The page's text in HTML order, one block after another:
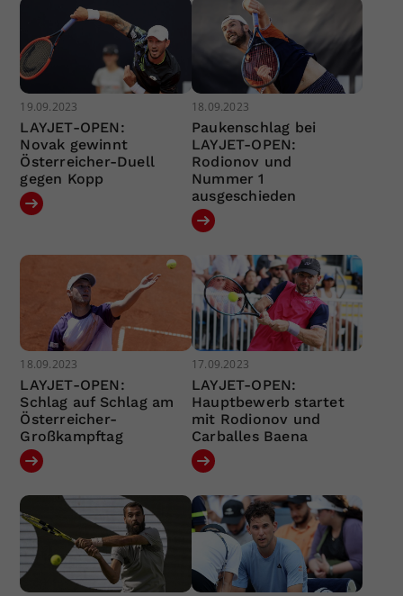
19.09.2023
LAYJET-OPEN:
Novak gewinnt
Österreicher-Duell
gegen Kopp
18.09.2023
Paukenschlag bei
LAYJET-OPEN:
Rodionov und
Nummer 1
ausgeschieden
18.09.2023
LAYJET-OPEN:
Schlag auf Schlag am
Österreicher-
Großkampftag
17.09.2023
LAYJET-OPEN:
Hauptbewerb startet
mit Rodionov und
Carballes Baena